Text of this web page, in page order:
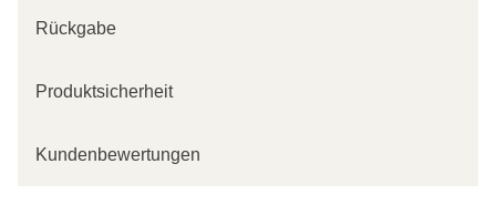
Rückgabe
Produktsicherheit
Kundenbewertungen